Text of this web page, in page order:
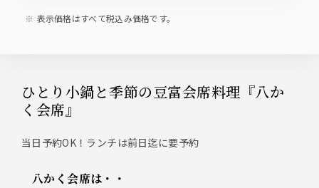
表示価格はすべて税込み価格です。
ひとり小鍋と季節の豆富会席料理『八か
く会席』
当日予約OK！ランチは前日迄に要予約
八かく会席は・・